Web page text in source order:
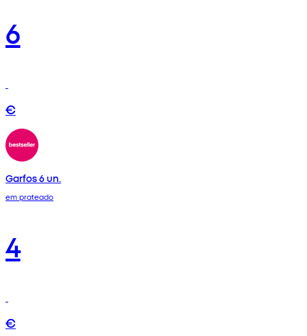
6
€
Garfos 6 un.
em prateado
4
€